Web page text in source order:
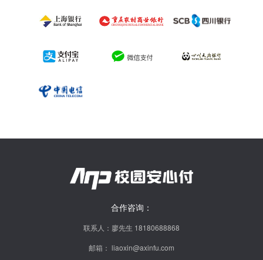
合作咨询：
联系人：廖先生 18180688868
邮箱： liaoxin@axinfu.com